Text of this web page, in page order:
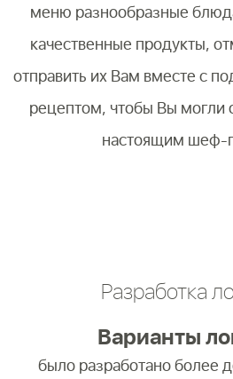
меню разнообразные
качественные продукты,
отправить их Вам вместе с
рецептом, чтобы Вы могли
настоящим шеф-
Разработка
Варианты
было разработано более